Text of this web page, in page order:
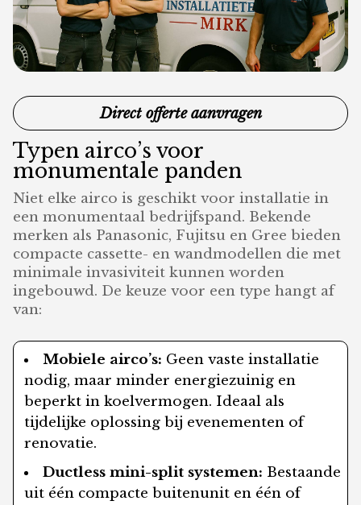
Direct offerte aanvragen
Typen airco’s voor
monumentale panden
Niet elke airco is geschikt voor installatie in
een monumentaal bedrijfspand. Bekende
merken als Panasonic, Fujitsu en Gree bieden
compacte cassette- en wandmodellen die met
minimale invasiviteit kunnen worden
ingebouwd. De keuze voor een type hangt af
van:
Mobiele airco’s: Geen vaste installatie
nodig, maar minder energiezuinig en
beperkt in koelvermogen. Ideaal als
tijdelijke oplossing bij evenementen of
renovatie.
Ductless mini-split systemen: Bestaande
uit één compacte buitenunit en één of